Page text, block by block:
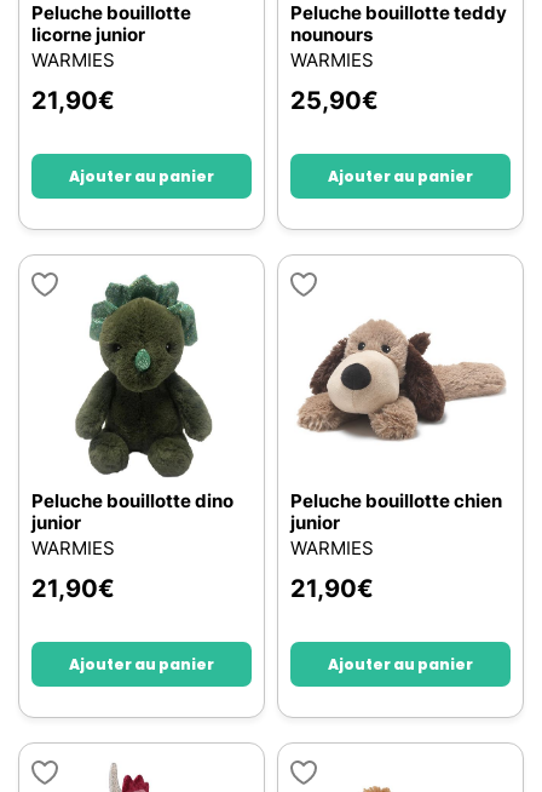
Peluche bouillotte
licorne junior
WARMIES
21,90€
Ajouter au panier
Peluche bouillotte teddy
nounours
WARMIES
25,90€
Ajouter au panier
Peluche bouillotte dino
junior
WARMIES
21,90€
Ajouter au panier
Peluche bouillotte chien
junior
WARMIES
21,90€
Ajouter au panier